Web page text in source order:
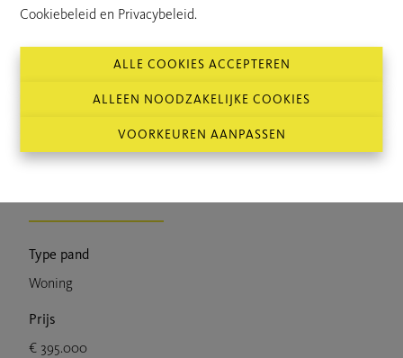
Cookiebeleid en Privacybeleid.
ALLE COOKIES ACCEPTEREN
ALLEEN NOODZAKELIJKE COOKIES
VOORKEUREN AANPASSEN
De woning is momenteel uitgerust met
Type pand
Woning
Prijs
€ 395.000